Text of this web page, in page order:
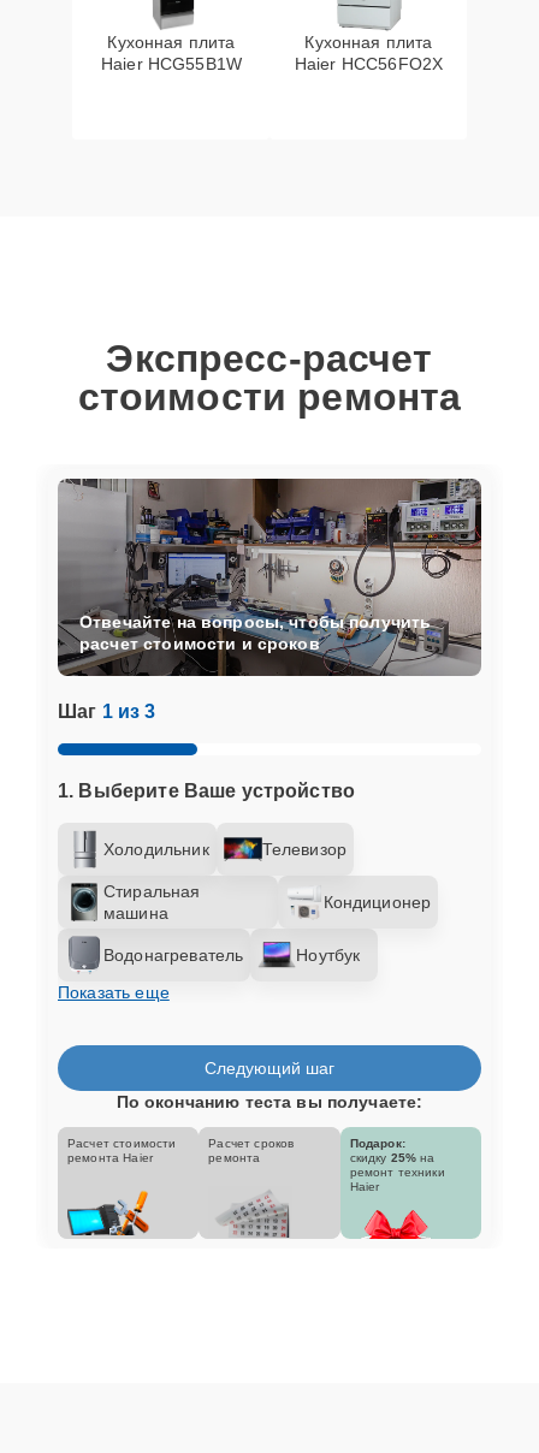
Кухонная плита
Haier HCG55B1W
Кухонная плита
Haier HCC56FO2X
Экспресс-расчет
стоимости ремонта
Шаг 1 из 3
1. Выберите Ваше устройство
Холодильник Телевизор
Стиральная
машина
Кондиционер
Водонагреватель
Ноутбук
Показать еще
Отвечайте на вопросы, чтобы получить
расчет стоимости и сроков
Следующий шаг
По окончанию теста вы получаете:
Расчет стоимости
ремонта Haier
Расчет сроков
ремонта
Подарок:
скидку 25% на
ремонт техники
Haier